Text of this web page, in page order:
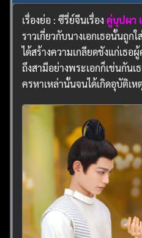
เรื่องย่อ : ซีรี่ย์จีนเรื่องคู่บุปผา
ราวเกี่ยวกับนางเอกเธอนั้นถูกใ
ได้สร้างความเกลียดชังแก่เธอ
ถึงสามีอย่างพระเอกก็เช่นกัน
ครหาเหล่านั้นจนได้เกิดอุบัติเห